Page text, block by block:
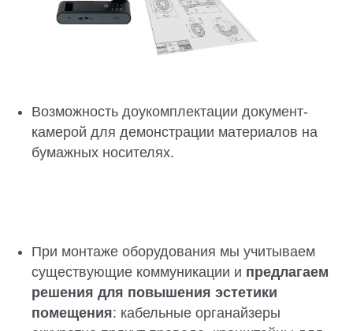
Возможность доукомплектации документ-
камерой для демонстрации материалов на
бумажных носителях.
При монтаже оборудования мы учитываем
существующие коммуникации и предлагаем
решения для повышения эстетики
помещения: кабельные органайзеры